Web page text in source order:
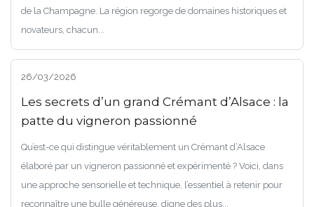
de la Champagne. La région regorge de domaines historiques et
novateurs, chacun...
26/03/2026
Les secrets d’un grand Crémant d’Alsace : la
patte du vigneron passionné
Qu’est-ce qui distingue véritablement un Crémant d’Alsace
élaboré par un vigneron passionné et expérimenté ? Voici, dans
une approche sensorielle et technique, l’essentiel à retenir pour
reconnaître une bulle généreuse, digne des plus...